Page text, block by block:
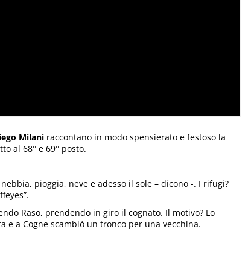
Milani raccontano in modo spensierato e festoso la
al 68° e 69° posto.
pioggia, neve e adesso il sole – dicono -. I rifugi?
Raso, prendendo in giro il cognato. Il motivo? Lo
e a Cogne scambiò un tronco per una vecchina.